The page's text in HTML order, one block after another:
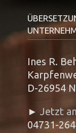
Ines R.
D-26954
► Jetzt
04731-